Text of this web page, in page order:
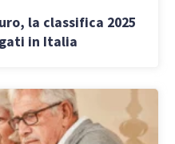
la classifica 2025
in Italia